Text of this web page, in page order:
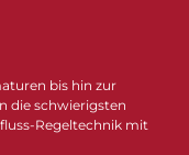
bis hin zur
die schwierigsten
Regeltechnik mit